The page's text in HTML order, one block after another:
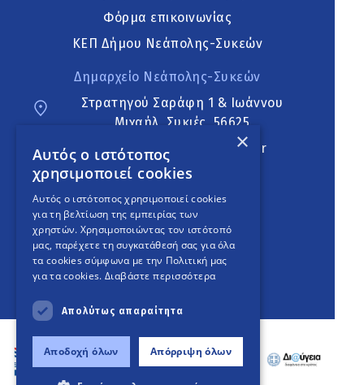
Φόρμα επικοινωνίας
ΚΕΠ Δήμου Νεάπολης-Συκεών
Δημαρχείο Νεάπολης-Συκεών
Στρατηγού Σαράφη 1 & Ιωάννου
Μιχαήλ, Συκιές, 56625
neapoli.sykies@ddt.gov.gr
Ακολουθήστε
English Version
An project
×
Αυτός ο ιστότοπος
χρησιμοποιεί cookies
Αυτός ο ιστότοπος χρησιμοποιεί cookies
για τη βελτίωση της εμπειρίας των
χρηστών. Χρησιμοποιώντας τον ιστότοπό
μας, παρέχετε τη συγκατάθεσή σας για όλα
τα cookies σύμφωνα με την Πολιτική μας
για τα cookies. Διαβάστε περισσότερα
Απολύτως απαραίτητα
Αποδοχή όλων Απόρριψη όλων